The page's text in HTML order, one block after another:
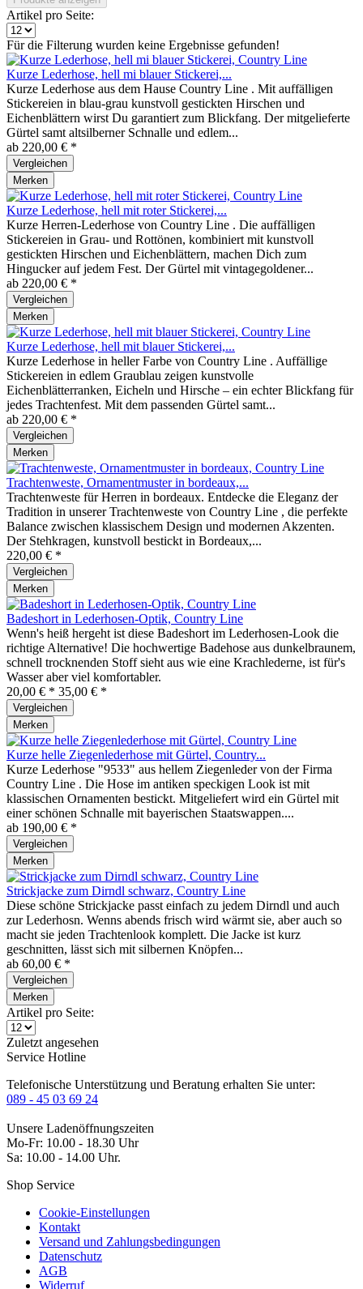
Artikel pro Seite:
Für die Filterung wurden keine Ergebnisse gefunden!
Kurze Lederhose, hell mi blauer Stickerei,...
Kurze Lederhose aus dem Hause Country Line . Mit auffälligen
Stickereien in blau-grau kunstvoll gestickten Hirschen und
Eichenblättern wirst Du garantiert zum Blickfang. Der mitgelieferte
Gürtel samt altsilberner Schnalle und edlem...
ab 220,00 € *
Vergleichen
Merken
Kurze Lederhose, hell mit roter Stickerei,...
Kurze Herren-Lederhose von Country Line . Die auffälligen
Stickereien in Grau- und Rottönen, kombiniert mit kunstvoll
gestickten Hirschen und Eichenblättern, machen Dich zum
Hingucker auf jedem Fest. Der Gürtel mit vintagegoldener...
ab 220,00 € *
Vergleichen
Merken
Kurze Lederhose, hell mit blauer Stickerei,...
Kurze Lederhose in heller Farbe von Country Line . Auffällige
Stickereien in edlem Graublau zeigen kunstvolle
Eichenblätterranken, Eicheln und Hirsche – ein echter Blickfang für
jedes Trachtenfest. Mit dem passenden Gürtel samt...
ab 220,00 € *
Vergleichen
Merken
Trachtenweste, Ornamentmuster in bordeaux,...
Trachtenweste für Herren in bordeaux. Entdecke die Eleganz der
Tradition in unserer Trachtenweste von Country Line , die perfekte
Balance zwischen klassischem Design und modernen Akzenten.
Der Stehkragen, kunstvoll bestickt in Bordeaux,...
220,00 € *
Vergleichen
Merken
Badeshort in Lederhosen-Optik, Country Line
Wenn's heiß hergeht ist diese Badeshort im Lederhosen-Look die
richtige Alternative! Die hochwertige Badehose aus dunkelbraunem,
schnell trocknenden Stoff sieht aus wie eine Krachlederne, ist für's
Wasser aber viel komfortabler.
20,00 € * 35,00 € *
Vergleichen
Merken
Kurze helle Ziegenlederhose mit Gürtel, Country...
Kurze Lederhose "9533" aus hellem Ziegenleder von der Firma
Country Line . Die Hose im antiken speckigen Look ist mit
klassischen Ornamenten bestickt. Mitgeliefert wird ein Gürtel mit
einer schönen Schnalle mit bayerischen Staatswappen....
ab 190,00 € *
Vergleichen
Merken
Strickjacke zum Dirndl schwarz, Country Line
Diese schöne Strickjacke passt einfach zu jedem Dirndl und auch
zur Lederhosn. Wenns abends frisch wird wärmt sie, aber auch so
macht sie jeden Trachtenlook komplett. Die Jacke ist kurz
geschnitten, lässt sich mit silbernen Knöpfen...
ab 60,00 € *
Vergleichen
Merken
Artikel pro Seite:
Zuletzt angesehen
Service Hotline
Telefonische Unterstützung und Beratung erhalten Sie unter:
089 - 45 03 69 24
Unsere Ladenöffnungszeiten
Mo-Fr: 10.00 - 18.30 Uhr
Sa: 10.00 - 14.00 Uhr.
Shop Service
Cookie-Einstellungen
Kontakt
Versand und Zahlungsbedingungen
Datenschutz
AGB
Widerruf